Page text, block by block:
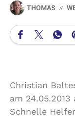
THOMAS
Christian
am
Schnelle